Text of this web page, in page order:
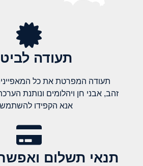
תעודה
תעודה המפרטת את כל
זהב, אבני חן ויהלומים ונותנת
אנא הקפידו
תנאי תשלום